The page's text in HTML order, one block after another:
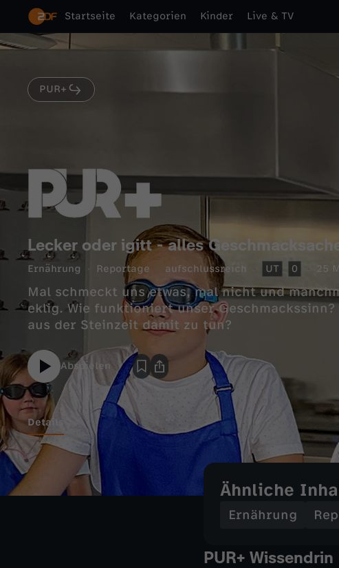
Startseite Kategorien Kinder Live & TV
PUR+
Lecker oder igitt - alles
Ernährung Reportage aufschlussreich UT 0 25
Mal schmeckt uns etwas, mal nicht und
eklig. Wie funktioniert unser Geschmackssinn?
Abspielen
Details
Ähnliche
Ernährung
PUR+